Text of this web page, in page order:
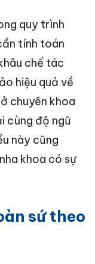
quy trình
tính toán
chế tác
hiệu quả về
chuyên khoa
cùng độ ngũ
này cũng
khoa có sự
sứ theo